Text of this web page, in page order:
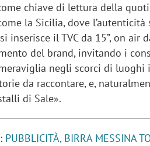
chiave di lettura della
la Sicilia, dove
inserisce il TVC da 15”, on
del brand, invitando i
negli scorci di
da raccontare, e,
di Sale».
PUBBLICITÀ, BIRRA MESSINA